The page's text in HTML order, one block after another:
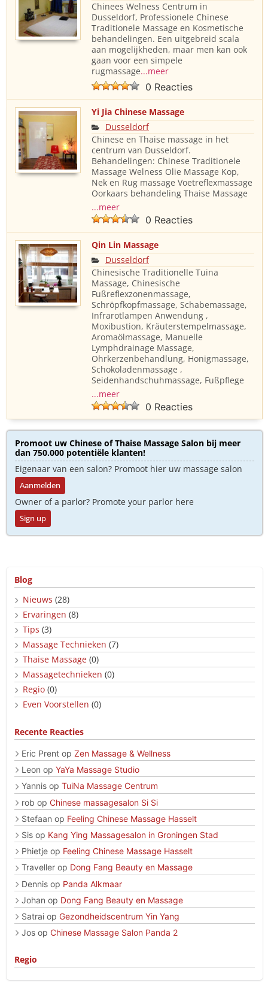
Chinees Welness Centrum in
Dusseldorf, Professionele Chinese
Traditionele Massage en Kosmetische
behandelingen. Een uitgebreid scala
aan mogelijkheden, maar men kan ook
gaan voor een simpele
rugmassage...meer
0 Reacties
Yi Jia Chinese Massage
Dusseldorf
Chinese en Thaise massage in het
centrum van Dusseldorf.
Behandelingen: Chinese Traditionele
Massage Welness Olie Massage Kop,
Nek en Rug massage Voetreflexmassage
Oorkaars behandeling Thaise Massage
...meer
0 Reacties
Qin Lin Massage
Dusseldorf
Chinesische Traditionelle Tuina
Massage, Chinesische
Fußreflexzonenmassage,
Schröpfkopfmassage, Schabemassage,
Infrarotlampen Anwendung ,
Moxibustion, Kräuterstempelmassage,
Aromaölmassage, Manuelle
Lymphdrainage Massage,
Ohrkerzenbehandlung, Honigmassage,
Schokoladenmassage ,
Seidenhandschuhmassage, Fußpflege
...meer
0 Reacties
Promoot uw Chinese of Thaise Massage Salon bij meer
dan 750.000 potentiële klanten!
Eigenaar van een salon? Promoot hier uw massage salon
Aanmelden
Owner of a parlor? Promote your parlor here
Sign up
Blog
Nieuws (28)
Ervaringen (8)
Tips (3)
Massage Technieken (7)
Thaise Massage (0)
Massagetechnieken (0)
Regio (0)
Even Voorstellen (0)
Recente Reacties
Eric Prent op Zen Massage & Wellness
Leon op YaYa Massage Studio
Yannis op TuiNa Massage Centrum
rob op Chinese massagesalon Si Si
Stefaan op Feeling Chinese Massage Hasselt
Sis op Kang Ying Massagesalon in Groningen Stad
Phietje op Feeling Chinese Massage Hasselt
Traveller op Dong Fang Beauty en Massage
Dennis op Panda Alkmaar
Johan op Dong Fang Beauty en Massage
Satrai op Gezondheidscentrum Yin Yang
Jos op Chinese Massage Salon Panda 2
Regio